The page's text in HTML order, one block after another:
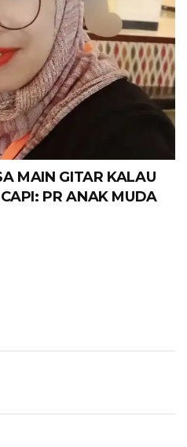
MAIN GITAR KALAU
PR ANAK MUDA